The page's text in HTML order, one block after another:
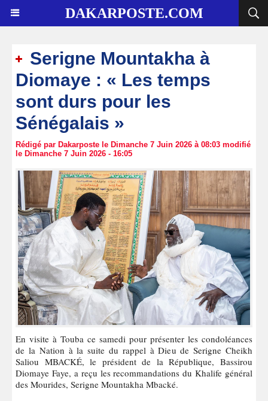
DAKARPOSTE.COM
Serigne Mountakha à
Diomaye : « Les temps
sont durs pour les
Sénégalais »
Rédigé par Dakarposte le Dimanche 7 Juin 2026 à 08:03 modifié
le Dimanche 7 Juin 2026 - 16:05
En visite à Touba ce samedi pour présenter les condoléances
de la Nation à la suite du rappel à Dieu de Serigne Cheikh
Saliou MBACKÉ, le président de la République, Bassirou
Diomaye Faye, a reçu les recommandations du Khalife général
des Mourides, Serigne Mountakha Mbacké.